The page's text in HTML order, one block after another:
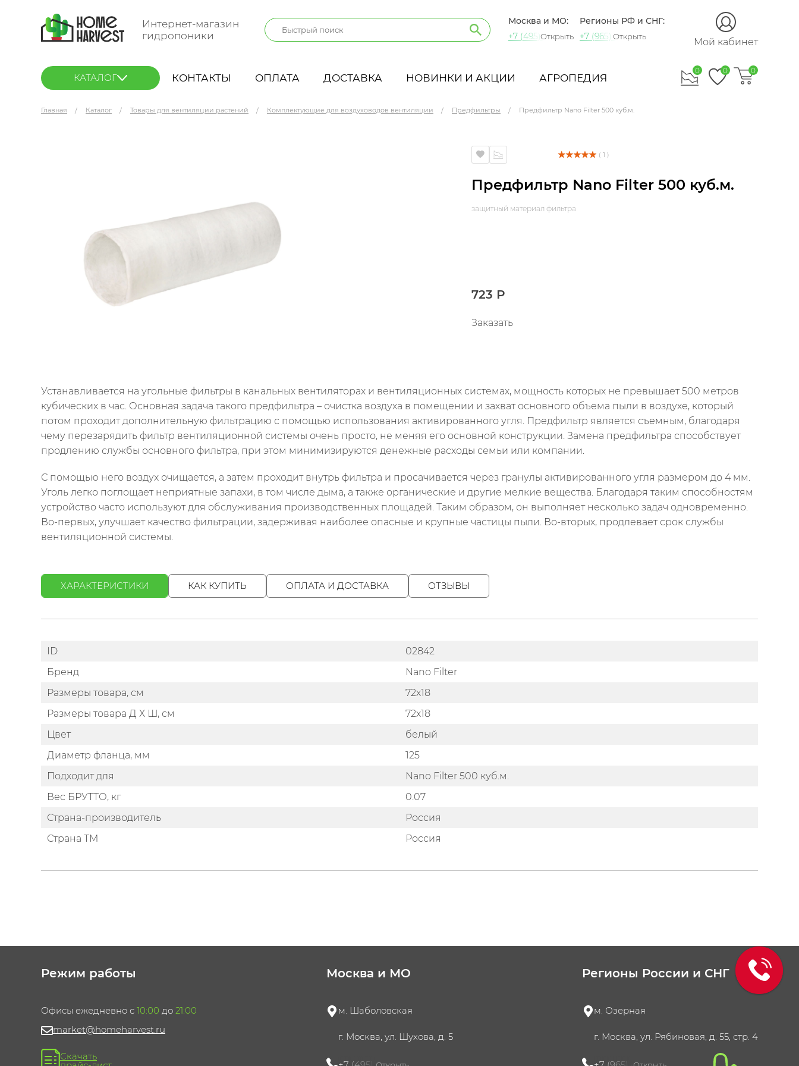
Интернет-магазин
гидропоники
Москва и МО:
+7 (495) 721-60-15
Открыть
Регионы РФ и СНГ:
+7 (965) 420-10-10
Открыть Мой кабинет
КАТАЛОГ КОНТАКТЫ ОПЛАТА ДОСТАВКА НОВИНКИ И АКЦИИ АГРОПЕДИЯ
0 0 0
Главная Каталог Товары для вентиляции растений Комплектующие для воздуховодов вентиляции Предфильтры Предфильтр Nano Filter 500 куб.м.
( 1 )
Предфильтр Nano Filter 500 куб.м.
защитный материал фильтра
723 Р
Заказать
Устанавливается на угольные фильтры в канальных вентиляторах и вентиляционных системах, мощность которых не превышает 500 метров
кубических в час. Основная задача такого предфильтра – очистка воздуха в помещении и захват основного объема пыли в воздухе, который
потом проходит дополнительную фильтрацию с помощью использования активированного угля. Предфильтр является съемным, благодаря
чему перезарядить фильтр вентиляционной системы очень просто, не меняя его основной конструкции. Замена предфильтра способствует
продлению службы основного фильтра, при этом минимизируются денежные расходы семьи или компании.
С помощью него воздух очищается, а затем проходит внутрь фильтра и просачивается через гранулы активированного угля размером до 4 мм.
Уголь легко поглощает неприятные запахи, в том числе дыма, а также органические и другие мелкие вещества. Благодаря таким способностям
устройство часто используют для обслуживания производственных площадей. Таким образом, он выполняет несколько задач одновременно.
Во-первых, улучшает качество фильтрации, задерживая наиболее опасные и крупные частицы пыли. Во-вторых, продлевает срок службы
вентиляционной системы.
ХАРАКТЕРИСТИКИ КАК КУПИТЬ ОПЛАТА И ДОСТАВКА ОТЗЫВЫ
ID
02842
Бренд
Nano Filter
Размеры товара, см
72х18
Размеры товара Д Х Ш, см
72х18
Цвет
белый
Диаметр фланца, мм
125
Подходит для
Nano Filter 500 куб.м.
Вес БРУТТО, кг
0.07
Страна-производитель
Россия
Страна ТМ
Россия
Режим работы
Офисы ежедневно с 10:00 до 21:00
market@homeharvest.ru
Скачать
Москва и МО
м. Шаболовская
г. Москва, ул. Шухова, д. 5
Регионы России и СНГ
м. Озерная
г. Москва, ул. Рябиновая, д. 55, стр. 4